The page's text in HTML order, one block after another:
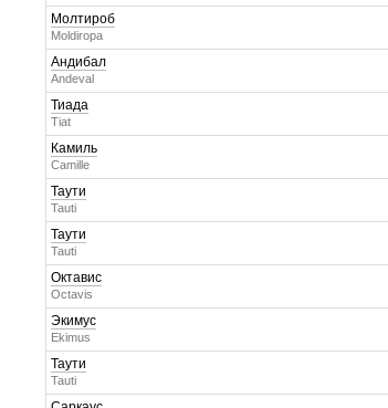
Молтироб
Moldiropa
Андибал
Andeval
Тиада
Tiat
Камиль
Camille
Таути
Tauti
Таути
Tauti
Октавис
Octavis
Экимус
Ekimus
Таути
Tauti